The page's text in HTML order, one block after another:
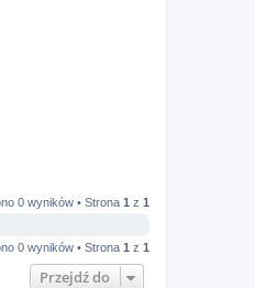
0 wyników • Strona 1 z 1
0 wyników • Strona 1 z 1
Przejdź do